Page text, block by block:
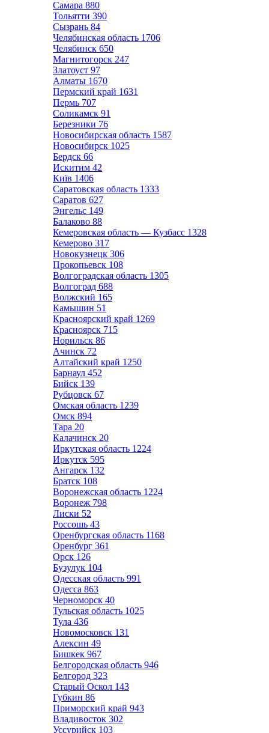
Самара 880
Тольятти 390
Сызрань 84
Челябинская область 1706
Челябинск 650
Магнитогорск 247
Златоуст 97
Алматы 1670
Пермский край 1631
Пермь 707
Соликамск 91
Березники 76
Новосибирская область 1587
Новосибирск 1025
Бердск 66
Искитим 42
Київ 1406
Саратовская область 1333
Саратов 627
Энгельс 149
Балаково 88
Кемеровская область — Кузбасс 1328
Кемерово 317
Новокузнецк 306
Прокопьевск 108
Волгоградская область 1305
Волгоград 688
Волжский 165
Камышин 51
Красноярский край 1269
Красноярск 715
Норильск 86
Ачинск 72
Алтайский край 1250
Барнаул 452
Бийск 139
Рубцовск 67
Омская область 1239
Омск 894
Тара 20
Калачинск 20
Иркутская область 1224
Иркутск 595
Ангарск 132
Братск 108
Воронежская область 1224
Воронеж 798
Лиски 52
Россошь 43
Оренбургская область 1168
Оренбург 361
Орск 126
Бузулук 104
Одесская область 991
Одесса 863
Черноморск 40
Тульская область 1025
Тула 436
Новомосковск 131
Алексин 49
Бишкек 967
Белгородская область 946
Белгород 323
Старый Оскол 143
Губкин 86
Приморский край 943
Владивосток 302
Уссурийск 103